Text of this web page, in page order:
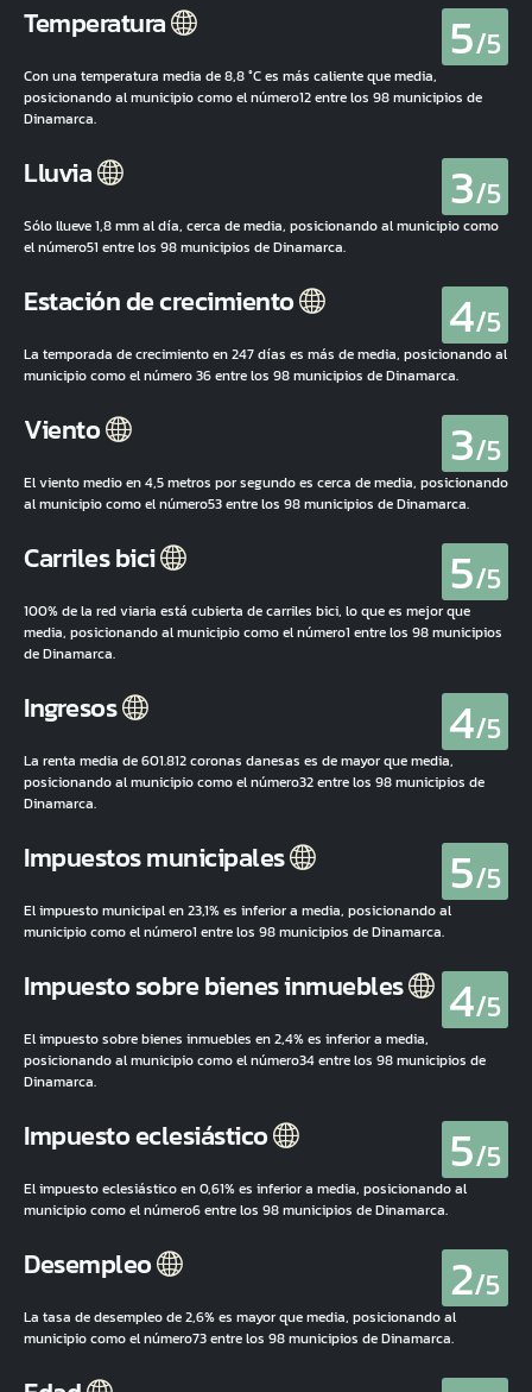
Temperatura 5/5
Con una temperatura media de 8,8 °C es más caliente que media,
posicionando al municipio como el número12 entre los 98 municipios de
Dinamarca.
Lluvia 3/5
Sólo llueve 1,8 mm al día, cerca de media, posicionando al municipio como
el número51 entre los 98 municipios de Dinamarca.
Estación de crecimiento 4/5
La temporada de crecimiento en 247 días es más de media, posicionando al
municipio como el número 36 entre los 98 municipios de Dinamarca.
Viento 3/5
El viento medio en 4,5 metros por segundo es cerca de media, posicionando
al municipio como el número53 entre los 98 municipios de Dinamarca.
Carriles bici 5/5
100% de la red viaria está cubierta de carriles bici, lo que es mejor que
media, posicionando al municipio como el número1 entre los 98 municipios
de Dinamarca.
Ingresos 4/5
La renta media de 601.812 coronas danesas es de mayor que media,
posicionando al municipio como el número32 entre los 98 municipios de
Dinamarca.
Impuestos municipales 5/5
El impuesto municipal en 23,1% es inferior a media, posicionando al
municipio como el número1 entre los 98 municipios de Dinamarca.
Impuesto sobre bienes inmuebles 4/5
El impuesto sobre bienes inmuebles en 2,4% es inferior a media,
posicionando al municipio como el número34 entre los 98 municipios de
Dinamarca.
Impuesto eclesiástico 5/5
El impuesto eclesiástico en 0,61% es inferior a media, posicionando al
municipio como el número6 entre los 98 municipios de Dinamarca.
Desempleo 2/5
La tasa de desempleo de 2,6% es mayor que media, posicionando al
municipio como el número73 entre los 98 municipios de Dinamarca.